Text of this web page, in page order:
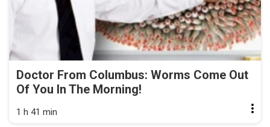
Doctor From Columbus: Worms Come Out
Of You In The Morning!
1 h 41 min